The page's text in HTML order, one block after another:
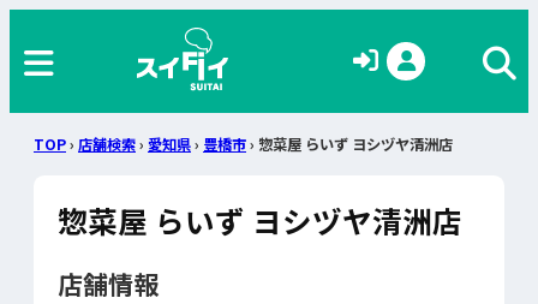
TOP› 店舗検索› 愛知県› 豊橋市› 惣菜屋 らいず ヨシヅヤ清洲店
惣菜屋 らいず ヨシヅヤ清洲店
店舗情報